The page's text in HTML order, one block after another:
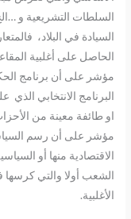
السلطات التشريعية و
السيادة في البلاد،
الحاصل على أغلبية
مؤشر على أن برنامج
البرنامج الانتخابي
او طائفة معينة من
مؤشر على أن رسم
الاقتصادية منها أو
الشعب أولا والتي كرسها
الأغلبية.